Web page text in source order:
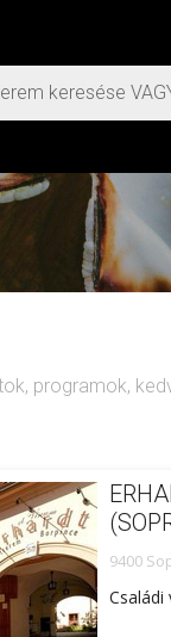
programok,
9400